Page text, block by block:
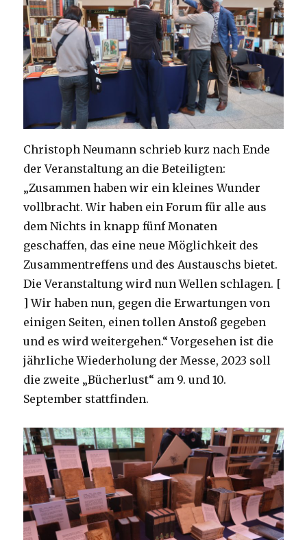
Christoph Neumann schrieb kurz nach Ende
der Veranstaltung an die Beteiligten:
„Zusammen haben wir ein kleines Wunder
vollbracht. Wir haben ein Forum für alle aus
dem Nichts in knapp fünf Monaten
geschaffen, das eine neue Möglichkeit des
Zusammentreffens und des Austauschs bietet.
Die Veranstaltung wird nun Wellen schlagen. [
] Wir haben nun, gegen die Erwartungen von
einigen Seiten, einen tollen Anstoß gegeben
und es wird weitergehen.“ Vorgesehen ist die
jährliche Wiederholung der Messe, 2023 soll
die zweite „Bücherlust“ am 9. und 10.
September stattfinden.